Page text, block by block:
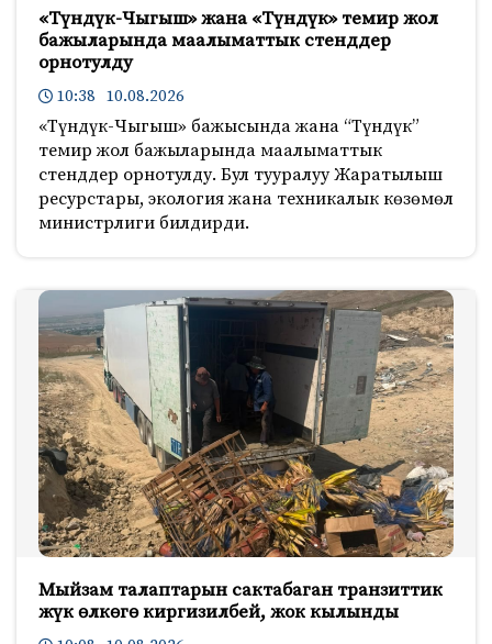
«Түндүк-Чыгыш» жана «Түндүк» темир жол
бажыларында маалыматтык стенддер
орнотулду
10:38 10.08.2026
«Түндүк-Чыгыш» бажысында жана “Түндүк”
темир жол бажыларында маалыматтык
стенддер орнотулду. Бул тууралуу Жаратылыш
ресурстары, экология жана техникалык көзөмөл
министрлиги билдирди.
Мыйзам талаптарын сактабаган транзиттик
жүк өлкөгө киргизилбей, жок кылынды